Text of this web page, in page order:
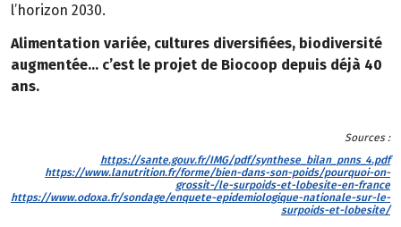
l’horizon 2030.
Alimentation variée, cultures diversifiées, biodiversité
augmentée… c’est le projet de Biocoop depuis déjà 40
ans.
Sources :
https://sante.gouv.fr/IMG/pdf/synthese_bilan_pnns_4.pdf
https://www.lanutrition.fr/forme/bien-dans-son-poids/pourquoi-on-
grossit-/le-surpoids-et-lobesite-en-france
https://www.odoxa.fr/sondage/enquete-epidemiologique-nationale-sur-le-
surpoids-et-lobesite/